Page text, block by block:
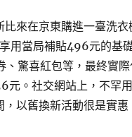
比來在京東購進一臺洗衣
用當局補貼496元的基
、驚喜紅包等，最終實際
元。社交網站上，不罕
，以舊換新活動很是實惠